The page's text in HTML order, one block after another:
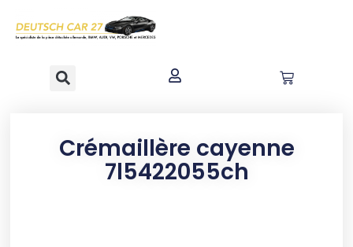
principal
Crémaillère cayenne
7l5422055ch